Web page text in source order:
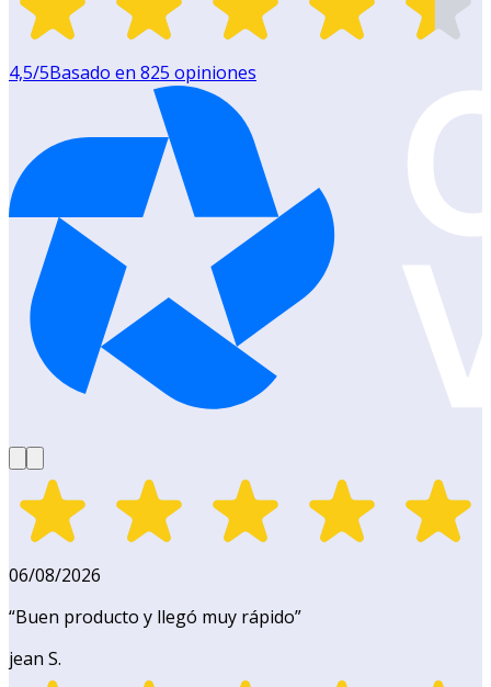
4,5/5Basado en 825 opiniones
06/08/2026
“Buen producto y llegó muy rápido”
jean S.